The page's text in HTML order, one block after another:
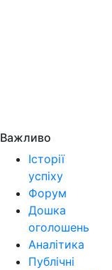
Важливо
Історії
успіху
Форум
Дошка
оголошень
Аналітика
Публічні